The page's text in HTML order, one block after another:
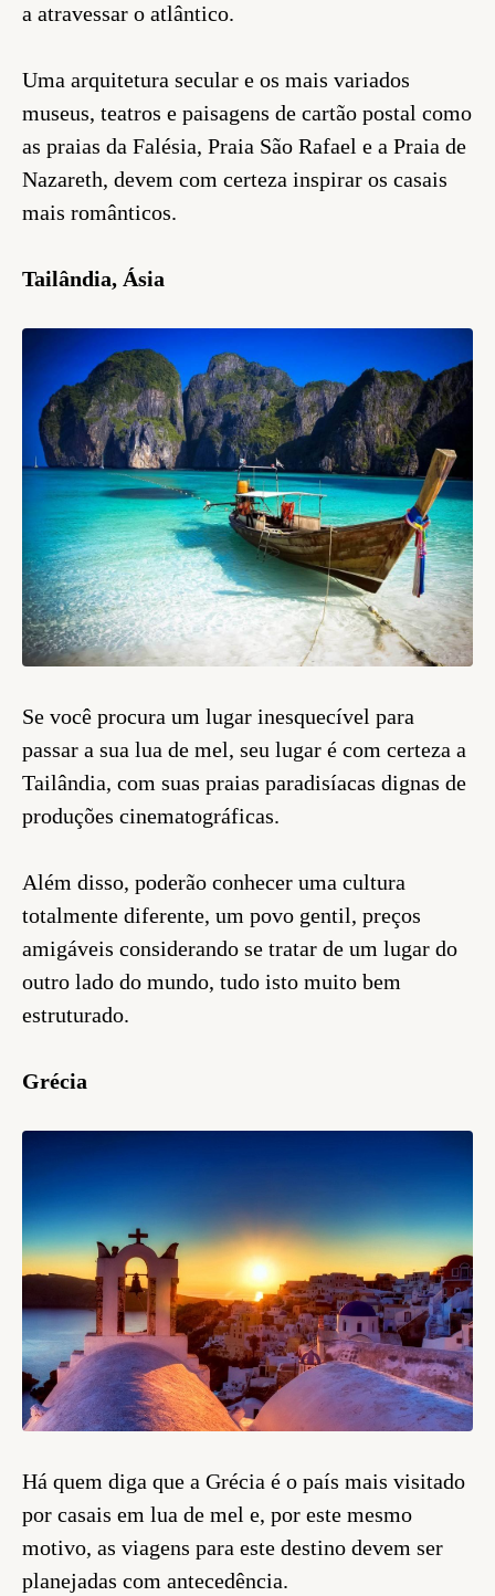
a atravessar o atlântico.
Uma arquitetura secular e os mais variados
museus, teatros e paisagens de cartão postal como
as praias da Falésia, Praia São Rafael e a Praia de
Nazareth, devem com certeza inspirar os casais
mais românticos.
Tailândia, Ásia
Se você procura um lugar inesquecível para
passar a sua lua de mel, seu lugar é com certeza a
Tailândia, com suas praias paradisíacas dignas de
produções cinematográficas.
Além disso, poderão conhecer uma cultura
totalmente diferente, um povo gentil, preços
amigáveis considerando se tratar de um lugar do
outro lado do mundo, tudo isto muito bem
estruturado.
Grécia
Há quem diga que a Grécia é o país mais visitado
por casais em lua de mel e, por este mesmo
motivo, as viagens para este destino devem ser
planejadas com antecedência.